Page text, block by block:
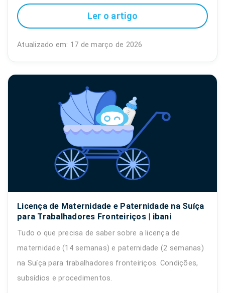
Ler o artigo
Atualizado em: 17 de março de 2026
Licença de Maternidade e Paternidade na Suíça
para Trabalhadores Fronteiriços | ibani
Tudo o que precisa de saber sobre a licença de
maternidade (14 semanas) e paternidade (2 semanas)
na Suíça para trabalhadores fronteiriços. Condições,
subsídios e procedimentos.